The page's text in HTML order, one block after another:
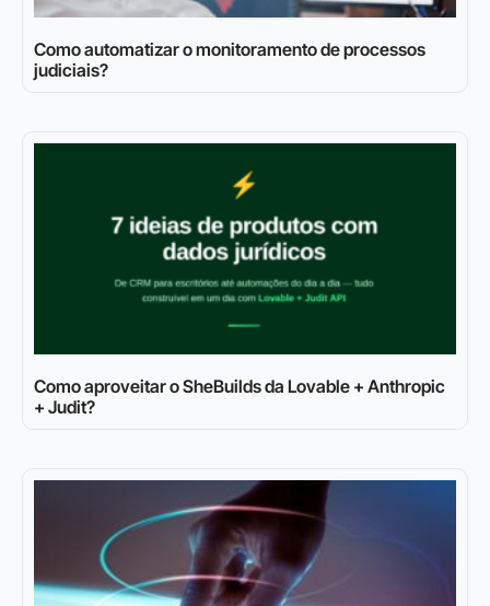
Como automatizar o monitoramento de processos
judiciais?
Como aproveitar o SheBuilds da Lovable + Anthropic
+ Judit?